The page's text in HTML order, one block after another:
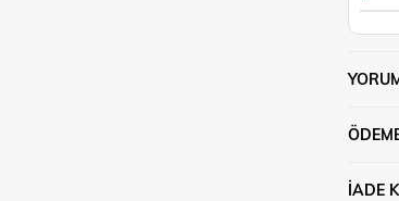
İADE